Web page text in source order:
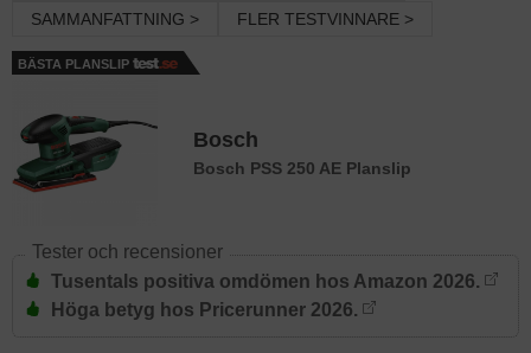
SAMMANFATTNING >
FLER TESTVINNARE >
BÄSTA PLANSLIP
Bosch
Bosch PSS 250 AE Planslip
Tester och recensioner
Tusentals positiva omdömen hos Amazon 2026.
Höga betyg hos Pricerunner 2026.